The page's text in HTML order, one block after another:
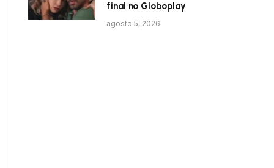
final no Globoplay
agosto 5, 2026